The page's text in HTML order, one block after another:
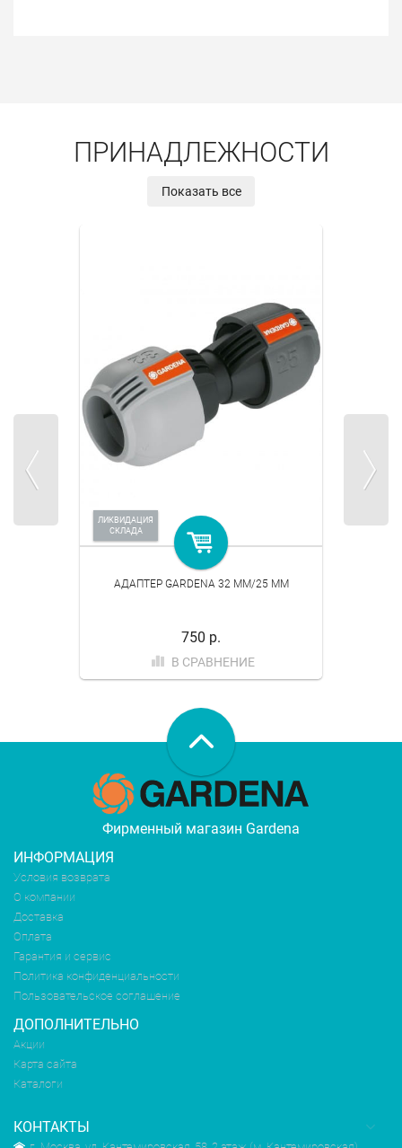
ПРИНАДЛЕЖНОСТИ
Показать все
ЛИКВИДАЦИЯ
СКЛАДА
АДАПТЕР GARDENA 32 ММ/25 ММ
750 р.
В СРАВНЕНИЕ
Фирменный магазин Gardena
ИНФОРМАЦИЯ
Условия возврата
О компании
Доставка
Оплата
Гарантия и сервис
Политика конфиденциальности
Пользовательское соглашение
ДОПОЛНИТЕЛЬНО
Акции
Карта сайта
Каталоги
КОНТАКТЫ